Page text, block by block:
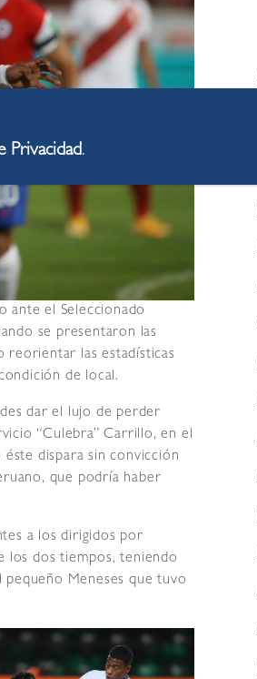
ante el Seleccionado
se presentaron las
reorientar las estadísticas
de local.
dar el lujo de perder
“Culebra” Carrillo, en el
dispara sin convicción
que podría haber
a los dirigidos por
los dos tiempos, teniendo
Meneses que tuvo
Privacidad.